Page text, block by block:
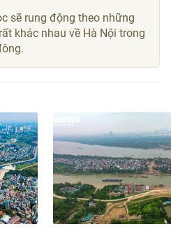
sẽ rung động theo những
khác nhau về Hà Nội trong